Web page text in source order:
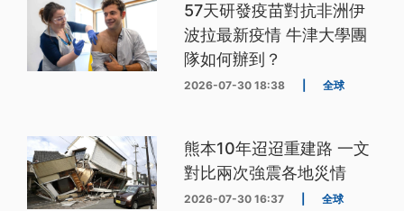
57天研發疫苗對抗非洲伊
波拉最新疫情 牛津大學團
隊如何辦到？
2026-07-30 18:38 全球
熊本10年迢迢重建路 一文
對比兩次強震各地災情
2026-07-30 16:37 全球